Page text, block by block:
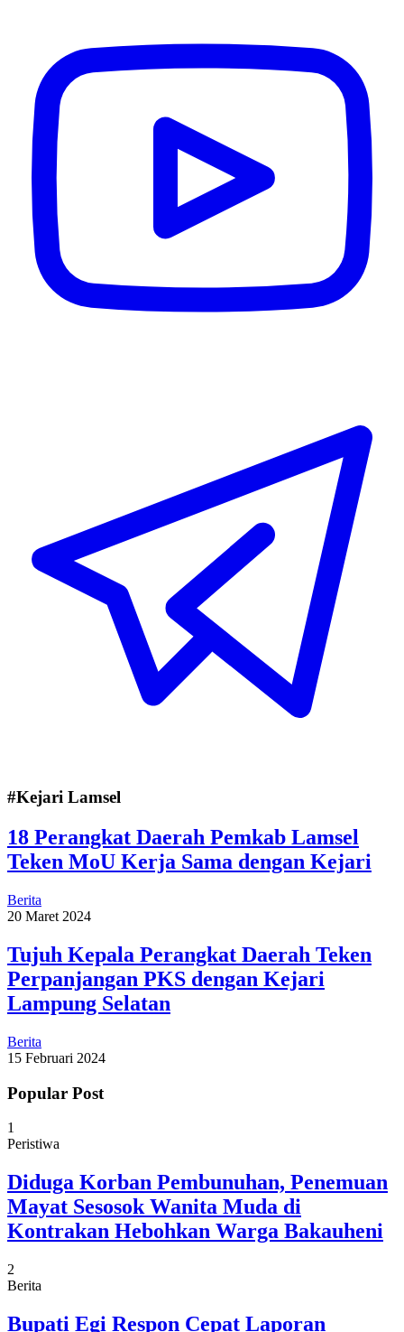
#Kejari Lamsel
18 Perangkat Daerah Pemkab Lamsel
Teken MoU Kerja Sama dengan Kejari
Berita
20 Maret 2024
Tujuh Kepala Perangkat Daerah Teken
Perpanjangan PKS dengan Kejari
Lampung Selatan
Berita
15 Februari 2024
Popular Post
1
Peristiwa
Diduga Korban Pembunuhan, Penemuan
Mayat Sesosok Wanita Muda di
Kontrakan Hebohkan Warga Bakauheni
2
Berita
Bupati Egi Respon Cepat Laporan